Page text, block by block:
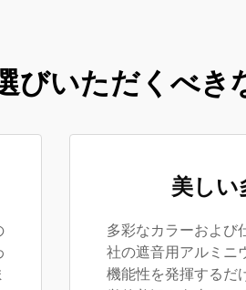
びいただくべき
美しい
多彩なカラーおよび
社の遮音用アルミニ
機能性を発揮するだ